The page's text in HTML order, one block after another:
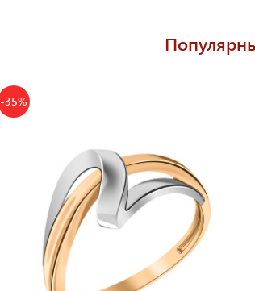
-35%